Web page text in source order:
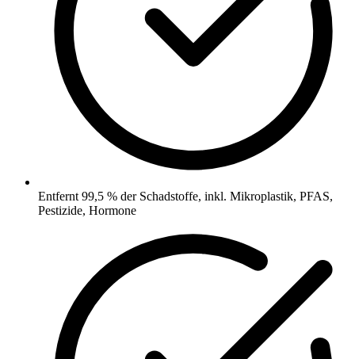
Entfernt 99,5 % der Schadstoffe, inkl. Mikroplastik, PFAS,
Pestizide, Hormone